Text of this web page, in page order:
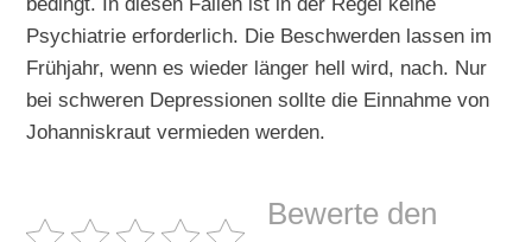
Psychiatrie erforderlich. Die Beschwerden lassen im
Frühjahr, wenn es wieder länger hell wird, nach. Nur
bei schweren Depressionen sollte die Einnahme von
Johanniskraut vermieden werden.
Bewerte den